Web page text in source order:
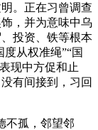
。正在习曾调查
，并为意味中乌
投资、铁等根本
从权准绳”“国
现中方促和止
有间接到，习回
孤，邻望邻